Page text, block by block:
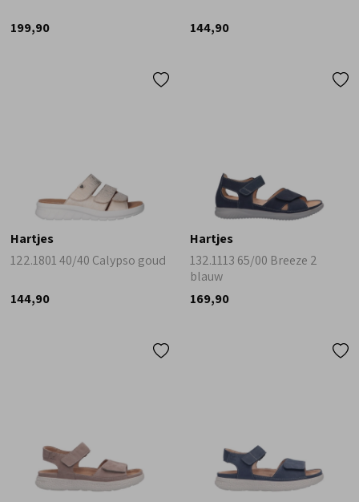
199,90 144,90
Hartjes
122.1801 40/40 Calypso goud
144,90
Hartjes
132.1113 65/00 Breeze 2
blauw
169,90